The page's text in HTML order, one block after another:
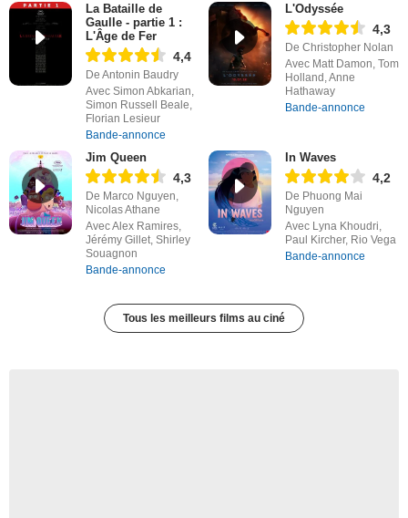
La Bataille de
Gaulle - partie 1 :
L'Âge de Fer
4,4
De Antonin Baudry
Avec Simon Abkarian,
Simon Russell Beale,
Florian Lesieur
Bande-annonce
L'Odyssée
4,3
De Christopher Nolan
Avec Matt Damon, Tom
Holland, Anne
Hathaway
Bande-annonce
Jim Queen
4,3
De Marco Nguyen,
Nicolas Athane
Avec Alex Ramires,
Jérémy Gillet, Shirley
Souagnon
Bande-annonce
In Waves
4,2
De Phuong Mai
Nguyen
Avec Lyna Khoudri,
Paul Kircher, Rio Vega
Bande-annonce
Tous les meilleurs films au ciné